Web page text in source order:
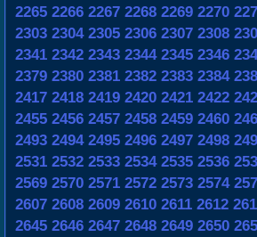
2265 2266 2267 2268 2269 2270
2303 2304 2305 2306 2307 2308
2341 2342 2343 2344 2345 2346
2379 2380 2381 2382 2383 2384
2417 2418 2419 2420 2421 2422
2455 2456 2457 2458 2459 2460
2493 2494 2495 2496 2497 2498
2531 2532 2533 2534 2535 2536
2569 2570 2571 2572 2573 2574
2607 2608 2609 2610 2611 2612
2645 2646 2647 2648 2649 2650